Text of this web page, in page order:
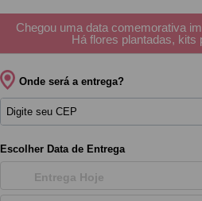
Chegou uma data comemorativa
Há flores plantadas, kits
Onde será a entrega?
Escolher Data de Entrega
Entrega Hoje